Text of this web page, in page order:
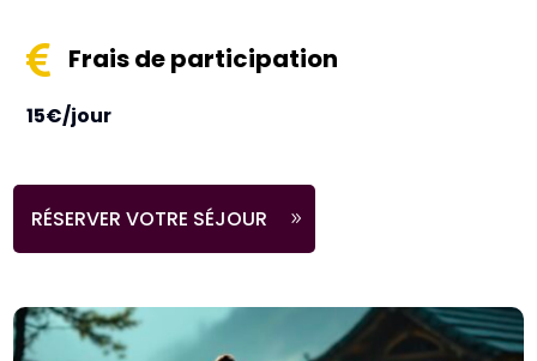
 Frais de participation
15€/jour
RÉSERVER VOTRE SÉJOUR